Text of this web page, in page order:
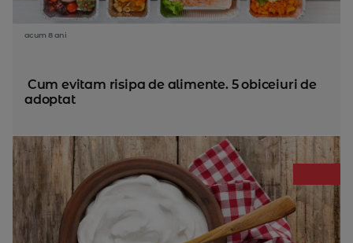
acum 8 ani
Cum evitam risipa de alimente. 5 obiceiuri de
adoptat